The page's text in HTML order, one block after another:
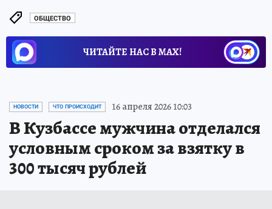
ОБЩЕСТВО
ЧИТАЙТЕ НАС В МАХ!
НОВОСТИ ЧТО ПРОИСХОДИТ 16 апреля 2026 10:03
В Кузбассе мужчина отделался
условным сроком за взятку в
300 тысяч рублей